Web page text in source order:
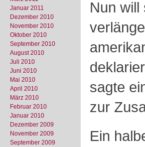
Januar 2011
Dezember 2010
November 2010
Oktober 2010
September 2010
August 2010
Juli 2010
Juni 2010
Mai 2010
April 2010
März 2010
Februar 2010
Januar 2010
Dezember 2009
November 2009
September 2009
Nun will
sagte
zur
Ein